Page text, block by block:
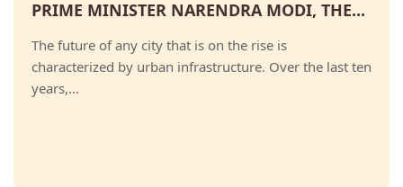
PRIME MINISTER NARENDRA MODI, THE...
The future of any city that is on the rise is
characterized by urban infrastructure. Over the last ten
years,...